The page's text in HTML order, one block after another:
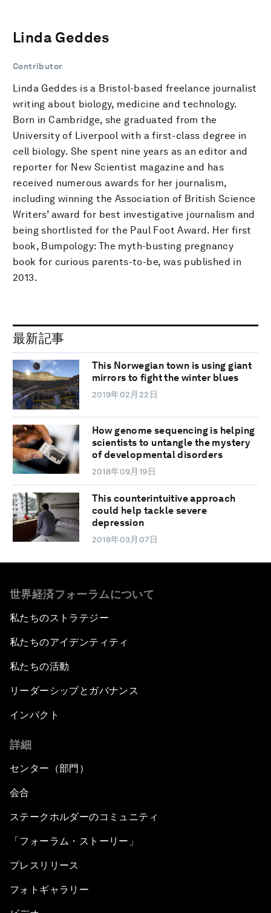
Linda Geddes
Contributor
Linda Geddes is a Bristol-based freelance journalist
writing about biology, medicine and technology.
Born in Cambridge, she graduated from the
University of Liverpool with a first-class degree in
cell biology. She spent nine years as an editor and
reporter for New Scientist magazine and has
received numerous awards for her journalism,
including winning the Association of British Science
Writers’ award for best investigative journalism and
being shortlisted for the Paul Foot Award. Her first
book, Bumpology: The myth-busting pregnancy
book for curious parents-to-be, was published in
2013.
最新記事
This Norwegian town is using giant
mirrors to fight the winter blues
2019年02月22日
How genome sequencing is helping
scientists to untangle the mystery
of developmental disorders
2018年09月19日
This counterintuitive approach
could help tackle severe
depression
2018年03月07日
世界経済フォーラムについて
私たちのストラテジー
私たちのアイデンティティ
私たちの活動
リーダーシップとガバナンス
インパクト
詳細
センター（部門）
会合
ステークホルダーのコミュニティ
「フォーラム・ストーリー」
プレスリリース
フォトギャラリー